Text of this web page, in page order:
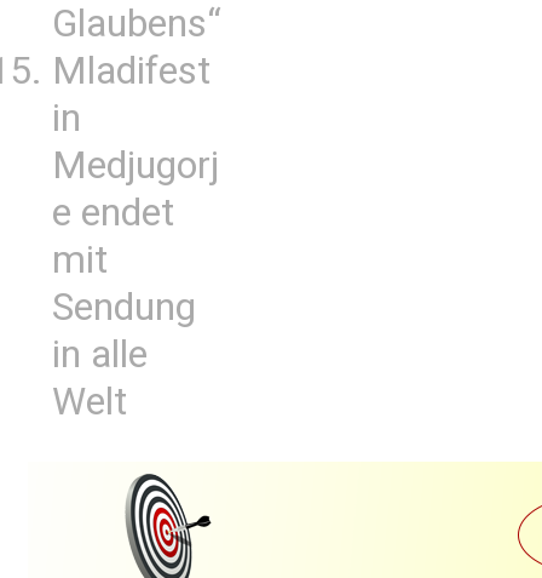
Glaubens“
Mladifest
in
Medjugorj
e endet
mit
Sendung
in alle
Welt